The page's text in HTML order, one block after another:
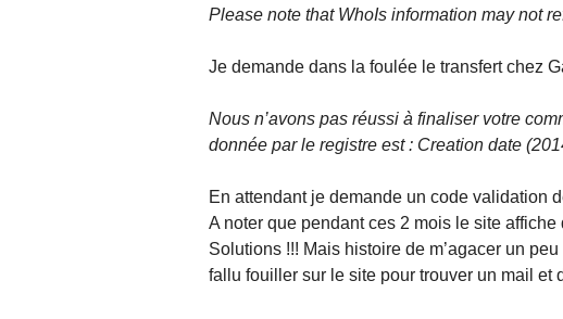
Please note that WhoIs information may not
Je demande dans la foulée le transfert chez
Nous n’avons pas réussi à finaliser votre
donnée par le registre est : Creation date
En attendant je demande un code validation
A noter que pendant ces 2 mois le site
Solutions !!! Mais histoire de m’agacer un
fallu fouiller sur le site pour trouver un mail et